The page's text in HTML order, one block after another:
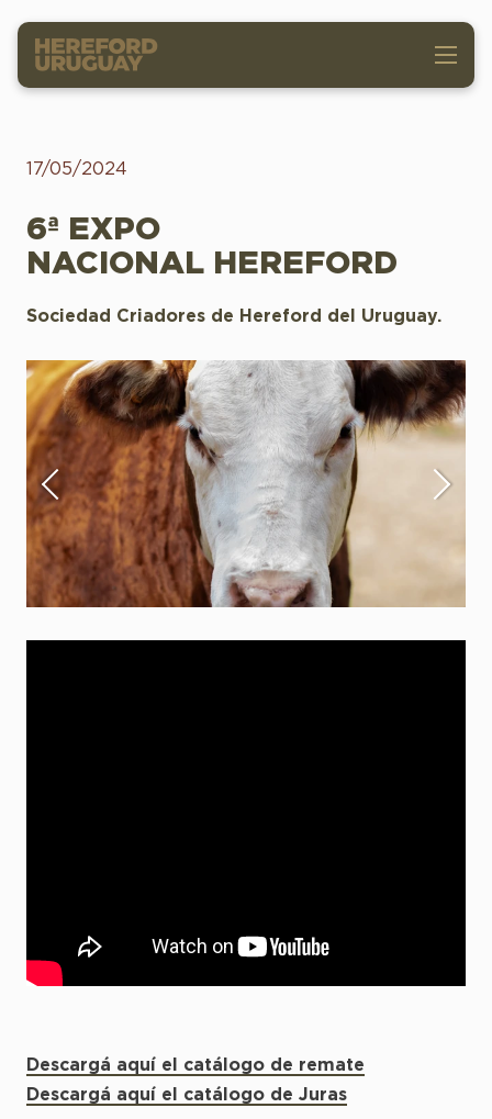
17/05/2024
6ª EXPO
NACIONAL HEREFORD
Sociedad Criadores de Hereford del Uruguay.
Descargá aquí el catálogo de remate
Descargá aquí el catálogo de Juras